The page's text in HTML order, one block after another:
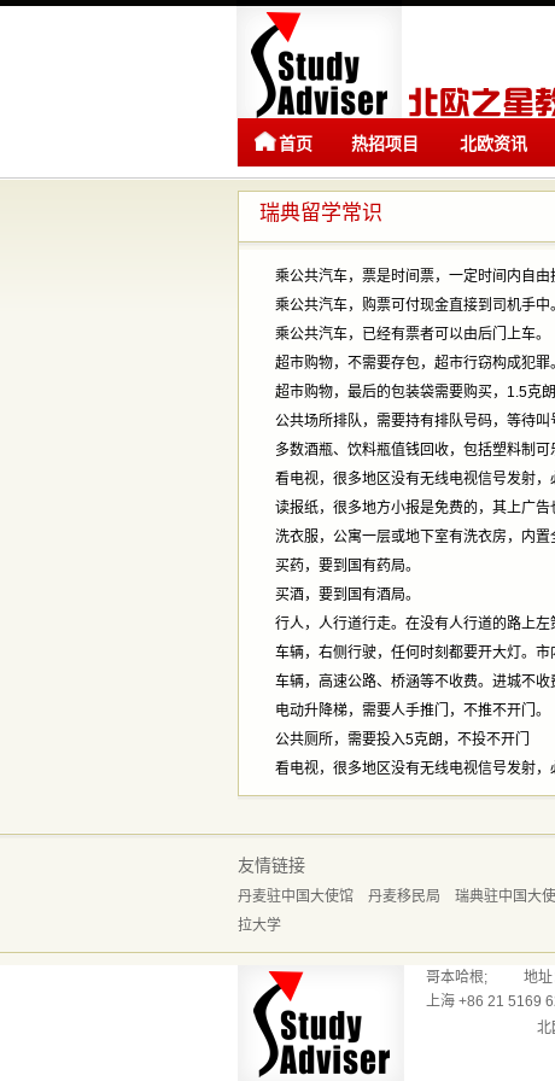
首页 热招项目 北欧资讯
瑞典留学常识
乘公共汽车，票是时间票，一定时间内自由
乘公共汽车，购票可付现金直接到司机手中。
乘公共汽车，已经有票者可以由后门上车。
超市购物，不需要存包，超市行窃构成犯罪。
超市购物，最后的包装袋需要购买，1.5克朗
公共场所排队，需要持有排队号码，等待
多数酒瓶、饮料瓶值钱回收，包括塑料制可
看电视，很多地区没有无线电视信号发射，
读报纸，很多地方小报是免费的，其上广告
洗衣服，公寓一层或地下室有洗衣房，内置
买药，要到国有药局。
买酒，要到国有酒局。
行人，人行道行走。在没有人行道的路上左
车辆，右侧行驶，任何时刻都要开大灯。市
车辆，高速公路、桥涵等不收费。进城不收
电动升降梯，需要人手推门，不推不开门。
公共厕所，需要投入5克朗，不投不开门
看电视，很多地区没有无线电视信号发射，
友情链接
丹麦驻中国大使馆 丹麦移民局 瑞典驻中国大
拉大学
哥本哈根; 地址：
上海 +86 21 5169
北